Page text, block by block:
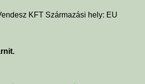
KFT Származási hely: EU